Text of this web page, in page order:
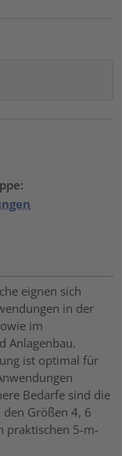
eignen sich
in der
im
Anlagenbau.
ist optimal für
Bedarfe sind die
den Größen 4, 6
praktischen 5-m-